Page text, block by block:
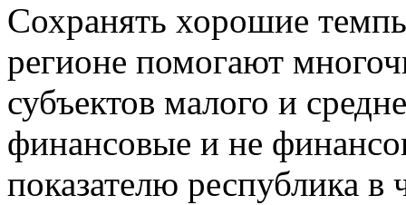
Сохранять хорошие
регионе помогают
субъектов малого и
финансовые и не
показателю республика